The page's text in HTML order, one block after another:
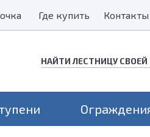
Где купить
Где купить Контакты
Контакты